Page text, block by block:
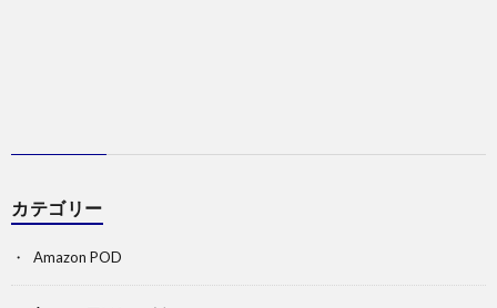
カテゴリー
Amazon POD